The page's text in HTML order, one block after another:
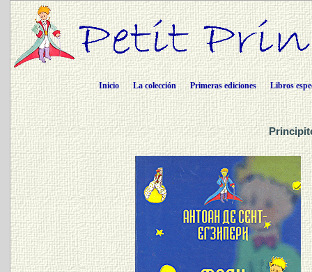
Inicio La colección Primeras ediciones Libros